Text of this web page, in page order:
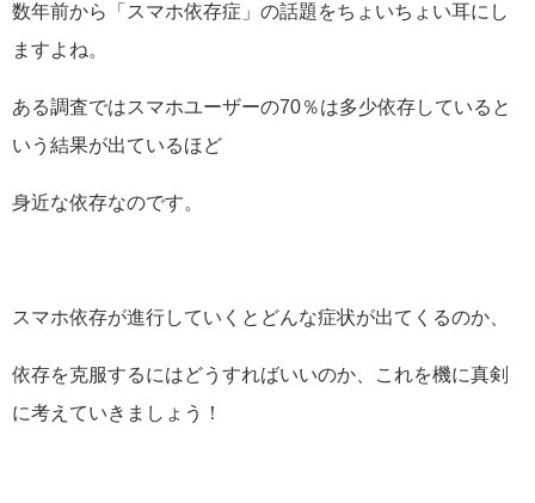
数年前から「スマホ依存症」の話題をちょいちょい耳にし
ますよね。
ある調査ではスマホユーザーの70％は多少依存していると
いう結果が出ているほど
身近な依存なのです。
スマホ依存が進行していくとどんな症状が出てくるのか、
依存を克服するにはどうすればいいのか、これを機に真剣
に考えていきましょう！